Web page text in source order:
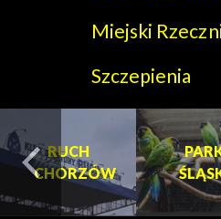
Miejski
Szczepienia
PARK
ŚLĄSKI
PARK
ŚLĄSKI